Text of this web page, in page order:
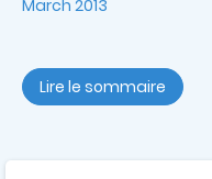
March 2013
Lire le sommaire